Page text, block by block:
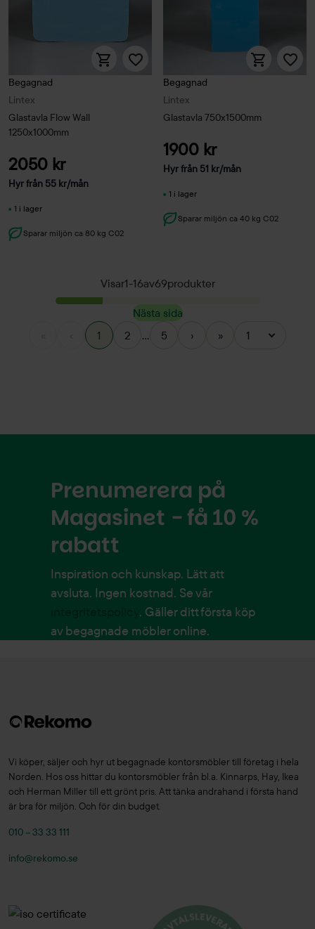
Lintex
Begagnad
Glastavla Flow Wall
1250x1000mm
2050 kr
Hyr från 55 kr/mån
1 i lager
Sparar miljön ca 80 kg C02
Lintex
Begagnad
Glastavla 750x1500mm
1900 kr
Hyr från 51 kr/mån
1 i lager
Sparar miljön ca 40 kg C02
Visar1-16av69produkter
Nästa sida
1 2 ... 5 › » 1
Prenumerera på
Magasinet - få 10 %
rabatt
Inspiration och kunskap. Lätt att
avsluta. Ingen kostnad. Se vår
. Gäller ditt första köp
av begagnade möbler online.
Vi köper, säljer och hyr ut begagnade kontorsmöbler till företag i hela
Norden. Hos oss hittar du kontorsmöbler från bl.a. Kinnarps, Hay, Ikea
och Herman Miller till ett grönt pris. Att tänka andrahand i första hand
är bra för miljön. Och för din budget.
010 – 33 33 111
info@rekomo.se